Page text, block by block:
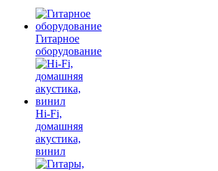
Гитарное
оборудование
Hi-Fi,
домашняя
акустика,
винил